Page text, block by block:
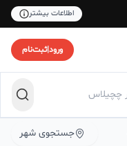
اطلاعات بیشتر
ورود|ثبت‌نام
جستجوی شهر